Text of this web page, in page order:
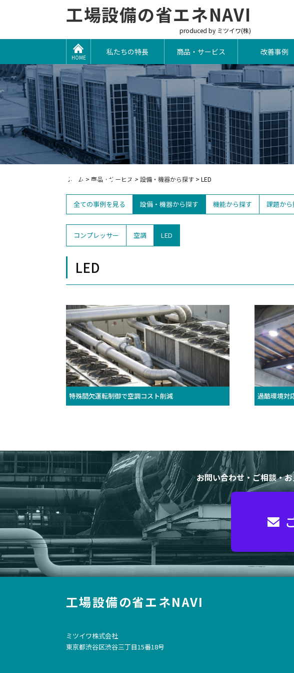
工場設備の省エネNAVI
produced by ミツイワ(株)
HOME
私たちの特長 商品・サービス 改善事例
商品・サービス
ホーム > 商品・サービス > 設備・機器から探す > LED
全ての事例を見る 設備・機器から探す 機能から探す 課題から
コンプレッサー 空調 LED
LED
特殊間欠運転制御で空調コスト削減 過酷環境対
お問い合わせ・ご相談・
工場設備の省エネNAVI
ミツイワ株式会社
東京都渋谷区渋谷三丁目15番18号